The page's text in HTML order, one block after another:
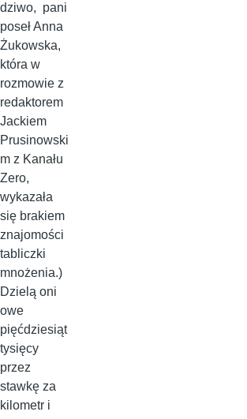
dziwo, pani
poseł Anna
Żukowska,
która w
rozmowie z
redaktorem
Jackiem
Prusinowski
m z Kanału
Zero,
wykazała
się brakiem
znajomości
tabliczki
mnożenia.)
Dzielą oni
owe
pięćdziesiąt
tysięcy
przez
stawkę za
kilometr i